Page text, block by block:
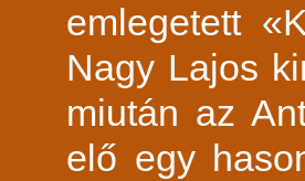
emlegetett
Nagy Lajos
miután az
elő egy